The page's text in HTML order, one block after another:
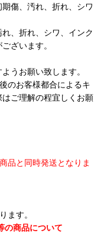
傷、汚れ、折れ、シワ
、折れ、シワ、インク
ざいます。
うお願い致します。
のお客様都合によるキ
ご理解の程宜しくお願
品と同時発送となりま
ます。
の商品について